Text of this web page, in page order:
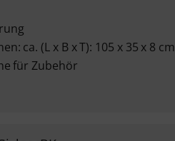
ca. (L x B x T): 105 x 35 x 8 cm
für Zubehör